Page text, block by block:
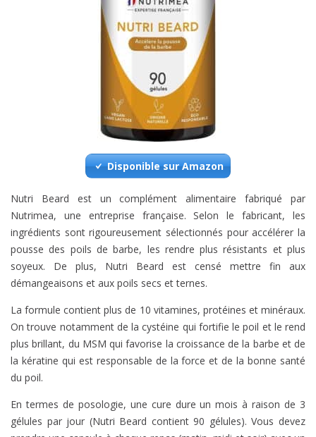
Disponible sur Amazon
Nutri Beard est un complément alimentaire fabriqué par
Nutrimea, une entreprise française. Selon le fabricant, les
ingrédients sont rigoureusement sélectionnés pour accélérer la
pousse des poils de barbe, les rendre plus résistants et plus
soyeux. De plus, Nutri Beard est censé mettre fin aux
démangeaisons et aux poils secs et ternes.
La formule contient plus de 10 vitamines, protéines et minéraux.
On trouve notamment de la cystéine qui fortifie le poil et le rend
plus brillant, du MSM qui favorise la croissance de la barbe et de
la kératine qui est responsable de la force et de la bonne santé
du poil.
En termes de posologie, une cure dure un mois à raison de 3
gélules par jour (Nutri Beard contient 90 gélules). Vous devez